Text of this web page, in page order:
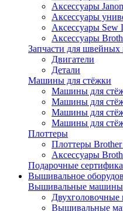
Аксессуары
Аксессуары
Аксессуары Sew
Аксессуары
Запчасти для
Двигатели
Детали
Машины для стёжки
Машины для
Машины для
Машины для
Машины для
Плоттеры
Плоттеры
Аксессуары
Подарочные
Вышивальное
Вышивальные машины
Вышивальные